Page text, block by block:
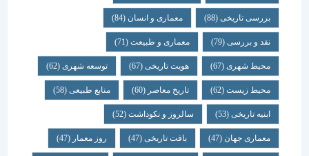
بررسی تاریخی (88) معماری و انسان (84)
نقد و بررسی (79) معماری و طبیعت (71)
محیط شهری(67) هویت تاریخی(67) توسعه شهری(62)
محیط زیست(62) تاریخ معاصر(60) منابع طبیعی(58)
ابنیه تاریخی(53) سالروز و نکوداشت(52)
معماری جهان (47) بافت تاریخی(47) روز معمار(47)